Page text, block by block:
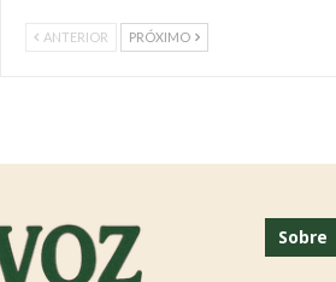
ANTERIOR PRÓXIMO
Sobre